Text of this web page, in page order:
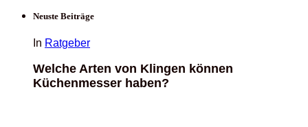
Neuste Beiträge
In Ratgeber
Welche Arten von Klingen können
Küchenmesser haben?